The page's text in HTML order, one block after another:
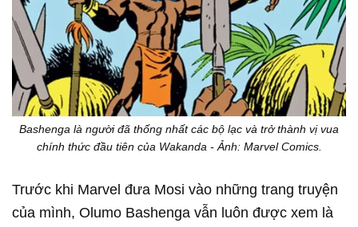
Bashenga là người đã thống nhất các bộ lạc và trở thành vị vua
chính thức đầu tiên của Wakanda - Ảnh: Marvel Comics.
Trước khi Marvel đưa Mosi vào những trang truyện
của mình, Olumo Bashenga vẫn luôn được xem là